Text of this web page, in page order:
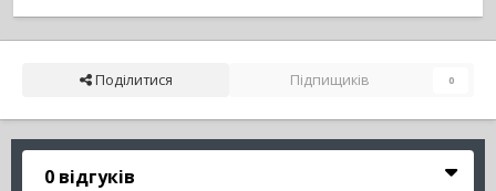
Поділитися Підпищиків 0
0 відгуків